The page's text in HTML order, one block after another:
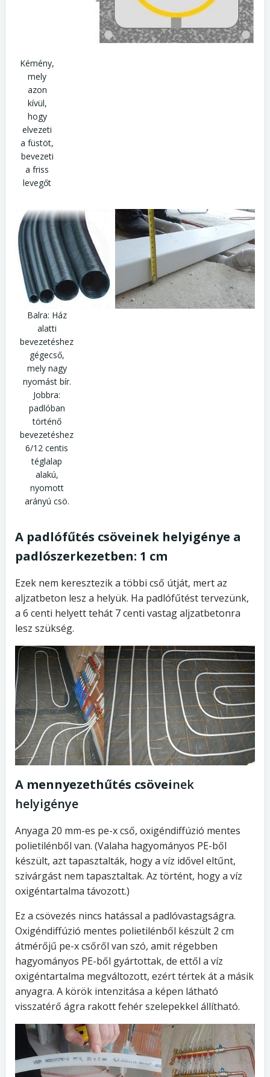
Kémény,
mely
azon
kívül,
hogy
elvezeti
a füstöt,
bevezeti
a friss
levegőt
Balra: Ház
alatti
bevezetéshez
gégecső,
mely nagy
nyomást bír.
Jobbra:
padlóban
történő
bevezetéshez
6/12 centis
téglalap
alakú,
nyomott
arányú csö.
A padlófűtés csöveinek helyigénye a
padlószerkezetben: 1 cm
Ezek nem keresztezik a többi cső útját, mert az
aljzatbeton lesz a helyük. Ha padlófűtést tervezünk,
a 6 centi helyett tehát 7 centi vastag aljzatbetonra
lesz szükség.
A mennyezethűtés csöveinek
helyigénye
Anyaga 20 mm-es pe-x cső, oxigéndiffúzió mentes
polietilénből van. (Valaha hagyományos PE-ből
készült, azt tapasztalták, hogy a víz idővel eltűnt,
szivárgást nem tapasztaltak. Az történt, hogy a víz
oxigéntartalma távozott.)
Ez a csövezés nincs hatással a padlóvastagságra.
Oxigéndiffúzió mentes polietilénből készült 2 cm
átmérőjű pe-x csőről van szó, amit régebben
hagyományos PE-ből gyártottak, de ettől a víz
oxigéntartalma megváltozott, ezért tértek át a másik
anyagra. A körök intenzitása a képen látható
visszatérő ágra rakott fehér szelepekkel állítható.